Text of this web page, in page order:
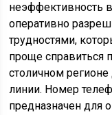
неэффективность в
оперативно
трудностями,
проще справиться
столичном
линии. Номер
предназначен для